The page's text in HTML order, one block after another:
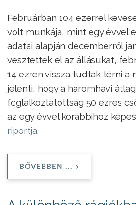
Februárban 104 ezerrel
volt munkája, mint egy évvel
adatai alapján decemberről
vesztették el az állásukat,
14 ezren vissza tudtak térni a
jelenti, hogy a háromhavi
foglalkoztatottság 50 ezres
az egy évvel korábbihoz
riportja.
BŐVEBBEN ...